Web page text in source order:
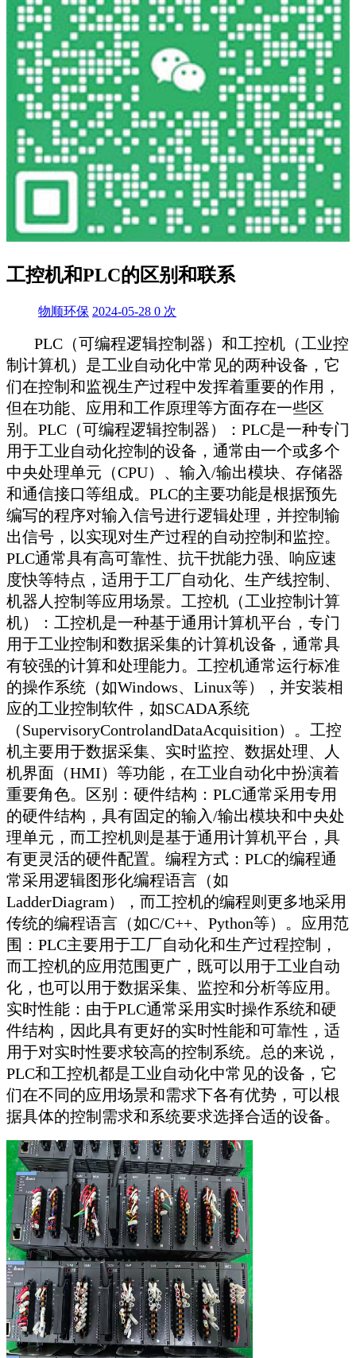
工控机和PLC的区别和联系
物顺环保 2024-05-28 0 次
PLC（可编程逻辑控制器）和工控机（工业控
制计算机）是工业自动化中常见的两种设备，它
们在控制和监视生产过程中发挥着重要的作用，
但在功能、应用和工作原理等方面存在一些区
别。PLC（可编程逻辑控制器）：PLC是一种专门
用于工业自动化控制的设备，通常由一个或多个
中央处理单元（CPU）、输入/输出模块、存储器
和通信接口等组成。PLC的主要功能是根据预先
编写的程序对输入信号进行逻辑处理，并控制输
出信号，以实现对生产过程的自动控制和监控。
PLC通常具有高可靠性、抗干扰能力强、响应速
度快等特点，适用于工厂自动化、生产线控制、
机器人控制等应用场景。工控机（工业控制计算
机）：工控机是一种基于通用计算机平台，专门
用于工业控制和数据采集的计算机设备，通常具
有较强的计算和处理能力。工控机通常运行标准
的操作系统（如Windows、Linux等），并安装相
应的工业控制软件，如SCADA系统
（SupervisoryControlandDataAcquisition）。工控
机主要用于数据采集、实时监控、数据处理、人
机界面（HMI）等功能，在工业自动化中扮演着
重要角色。区别：硬件结构：PLC通常采用专用
的硬件结构，具有固定的输入/输出模块和中央处
理单元，而工控机则是基于通用计算机平台，具
有更灵活的硬件配置。编程方式：PLC的编程通
常采用逻辑图形化编程语言（如
LadderDiagram），而工控机的编程则更多地采用
传统的编程语言（如C/C++、Python等）。应用范
围：PLC主要用于工厂自动化和生产过程控制，
而工控机的应用范围更广，既可以用于工业自动
化，也可以用于数据采集、监控和分析等应用。
实时性能：由于PLC通常采用实时操作系统和硬
件结构，因此具有更好的实时性能和可靠性，适
用于对实时性要求较高的控制系统。总的来说，
PLC和工控机都是工业自动化中常见的设备，它
们在不同的应用场景和需求下各有优势，可以根
据具体的控制需求和系统要求选择合适的设备。